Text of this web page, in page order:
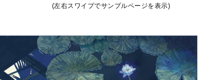
(左右スワイプでサンプルページを表示)